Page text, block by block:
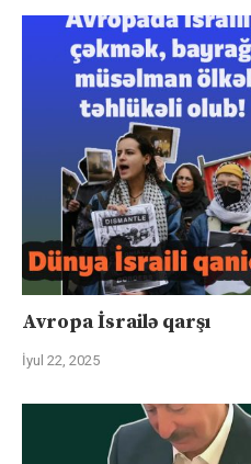
Avropa İsrailə qarşı
İyul 22, 2025